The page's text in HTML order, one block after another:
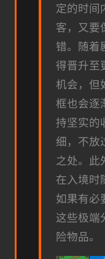
定的时间
客，又要
错。随着
得晋升至
机会，但
框也会逐
持坚实的
细，不放
之处。此
在入境时
如果有必
这些极端
险物品。